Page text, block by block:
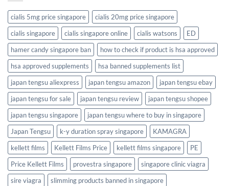
cialis 5mg price singapore
cialis 20mg price singapore
cialis singapore
cialis singapore online cialis watsons
ED
hamer candy singapore ban
how to check if product is hsa approved
hsa approved supplements
hsa banned supplements list
japan tengsu aliexpress
japan tengsu amazon
japan tengsu ebay
japan tengsu for sale
japan tengsu review
japan tengsu shopee
japan tengsu singapore
japan tengsu where to buy in singapore
Japan Tengsu
k-y duration spray singapore
KAMAGRA
kellett films
Kellett Films Price kellett films singapore
PE
Price Kellett Films
provestra singapore
singapore clinic viagra
sire viagra
slimming products banned in singapore